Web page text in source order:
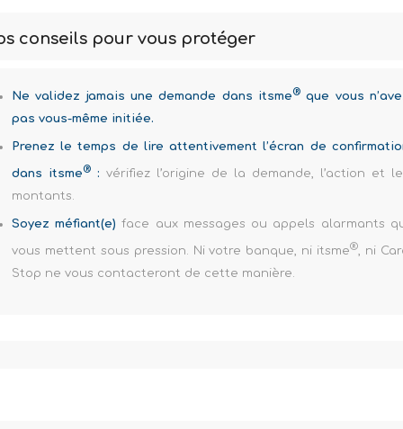
conseils pour vous protéger
Ne validez jamais une demande dans itsme®que vous
pas vous-même initiée.
Prenez le temps de lire attentivement l’écran de
dans itsme®: vérifiez l’origine de la demande, l’action et
montants.
Soyez méfiant(e)face aux messages ou appels alarmants
vous mettent sous pression. Ni votre banque, ni itsme®, ni
Stop ne vous contacteront de cette manière.